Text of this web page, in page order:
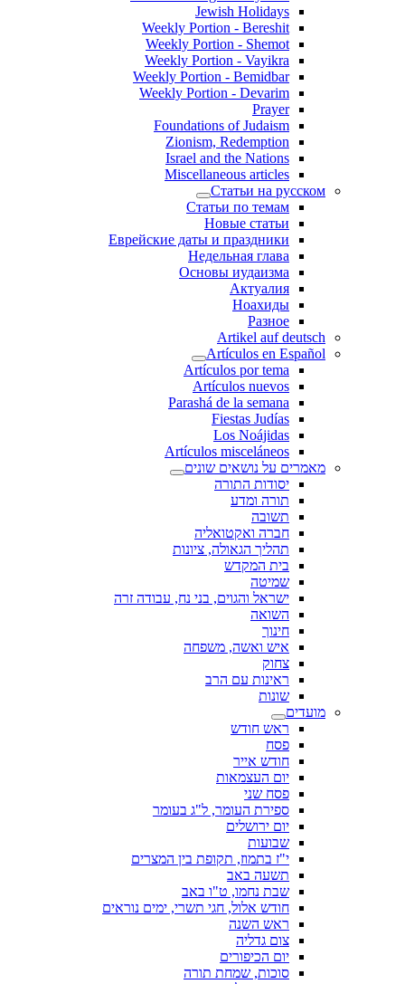
Jewish Holidays
Weekly Portion - Bereshit
Weekly Portion - Shemot
Weekly Portion - Vayikra
Weekly Portion - Bemidbar
Weekly Portion - Devarim
Prayer
Foundations of Judaism
Zionism, Redemption
Israel and the Nations
Miscellaneous articles
Статьи на русском
Статьи по темам
Новые статьи
Еврейские даты и праздники
Недельная глава
Основы иудаизма
Актуалия
Ноахиды
Разное
Artikel auf deutsch
Artículos en Español
Artículos por tema
Artículos nuevos
Parashá de la semana
Fiestas Judías
Los Noájidas
Artículos misceláneos
מאמרים על נושאים שונים
יסודות התורה
תורה ומדע
תשובה
חברה ואקטואליה
תהליך הגאולה, ציונות
בית המקדש
שמיטה
ישראל והגוים, בני נח, עבודה זרה
השואה
חינוך
איש ואשה, משפחה
צחוק
ראינות עם הרב
שונות
מועדים
ראש חודש
פסח
חודש אייר
יום העצמאות
פסח שני
ספירת העומר, ל"ג בעומר
יום ירושלים
שבועות
י"ז בתמוז, תקופת בין המצרים
תשעה באב
שבת נחמו, ט"ו באב
חודש אלול, חגי תשרי, ימים נוראים
ראש השנה
צום גדליה
יום הכיפורים
סוכות, שמחת תורה